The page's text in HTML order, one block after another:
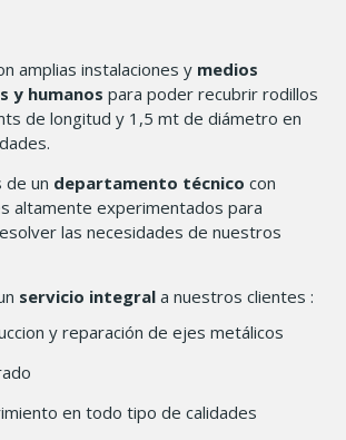
amplias instalaciones y medios
y humanos para poder recubrir rodillos
de longitud y 1,5 mt de diámetro en
de un departamento técnico con
altamente experimentados para
las necesidades de nuestros
servicio integral a nuestros clientes :
y reparación de ejes metálicos
en todo tipo de calidades